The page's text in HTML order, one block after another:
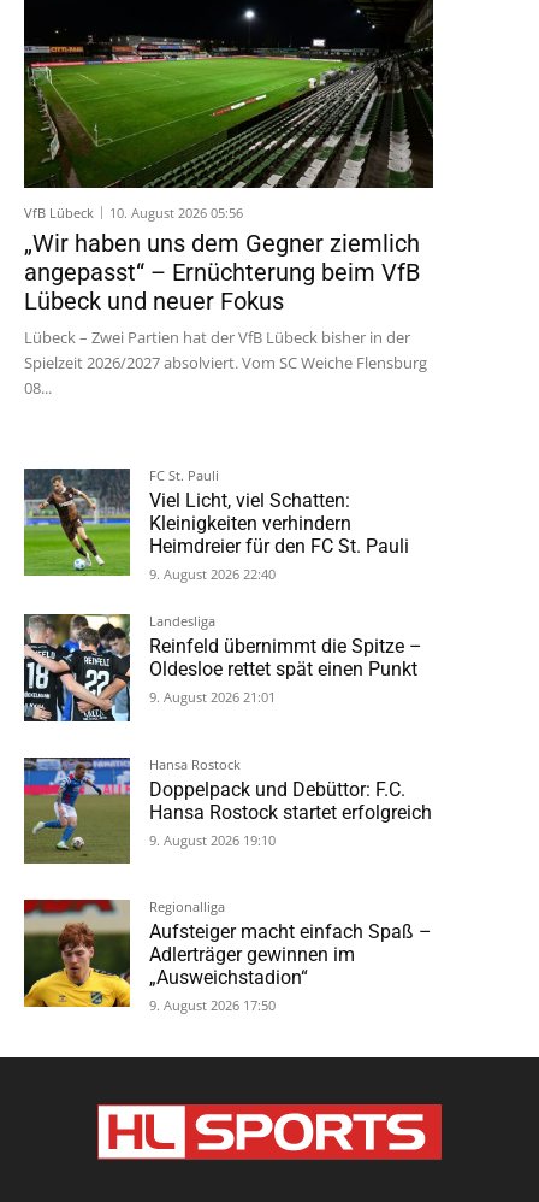
VfB Lübeck 10. August 2026 05:56
„Wir haben uns dem Gegner ziemlich
angepasst“ – Ernüchterung beim VfB
Lübeck und neuer Fokus
Lübeck – Zwei Partien hat der VfB Lübeck bisher in der
Spielzeit 2026/2027 absolviert. Vom SC Weiche Flensburg
08...
FC St. Pauli
Viel Licht, viel Schatten:
Kleinigkeiten verhindern
Heimdreier für den FC St. Pauli
9. August 2026 22:40
Landesliga
Reinfeld übernimmt die Spitze –
Oldesloe rettet spät einen Punkt
9. August 2026 21:01
Hansa Rostock
Doppelpack und Debüttor: F.C.
Hansa Rostock startet erfolgreich
9. August 2026 19:10
Regionalliga
Aufsteiger macht einfach Spaß –
Adlerträger gewinnen im
„Ausweichstadion“
9. August 2026 17:50